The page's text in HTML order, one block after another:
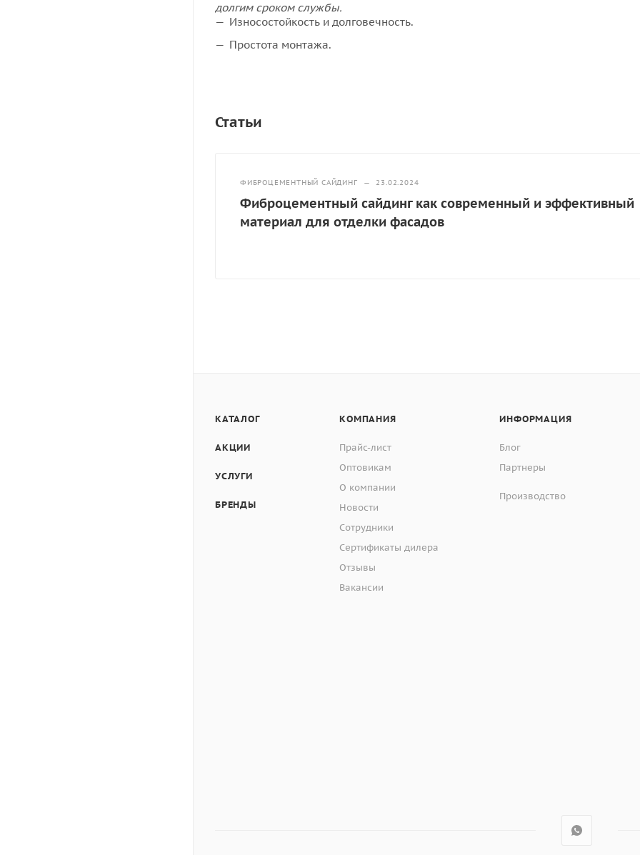
долгим сроком службы.
Износостойкость и долговечность.
Простота монтажа.
Статьи
ФИБРОЦЕМЕНТНЫЙ САЙДИНГ — 23.02.2024
Фиброцементный сайдинг как современный и эффективный
материал для отделки фасадов
КАТАЛОГ
АКЦИИ
УСЛУГИ
БРЕНДЫ
КОМПАНИЯ
Прайс-лист
Оптовикам
О компании
Новости
Сотрудники
Сертификаты дилера
Отзывы
Вакансии
ИНФОРМАЦИЯ
Блог
Партнеры
Производство